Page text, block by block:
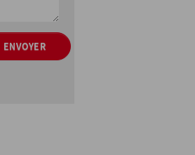
ENVOYER